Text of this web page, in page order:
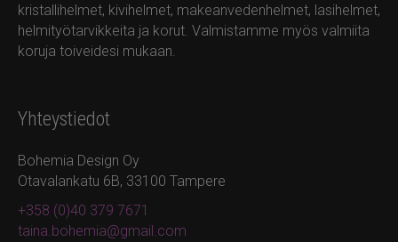
kristallihelmet, kivihelmet, makeanvedenhelmet, lasihelmet,
helmityötarvikkeita ja korut. Valmistamme myös valmiita
koruja toiveidesi mukaan.
Yhteystiedot
Bohemia Design Oy
Otavalankatu 6B, 33100 Tampere
+358 (0)40 379 7671
taina.bohemia@gmail.com